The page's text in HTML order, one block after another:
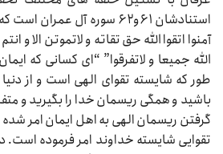
استنادشان ۶۱و۶۲ سوره آل
آمنوا اتقوا الله حق تقاته و لاتموتن الا
الله جمیعا و لاتفرقوا” “ای کسانی که
طور که شایسته تقوای الهی است و از
باشید و همگی ریسمان خدا را بگیرید و
گرفتن ریسمان الهی به اهل ایمان امر
تقوایی شایسته خداوند امر فرموده است.